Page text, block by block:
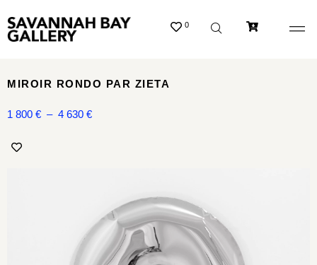
0
MIROIR RONDO PAR ZIETA
1 800 € – 4 630 €